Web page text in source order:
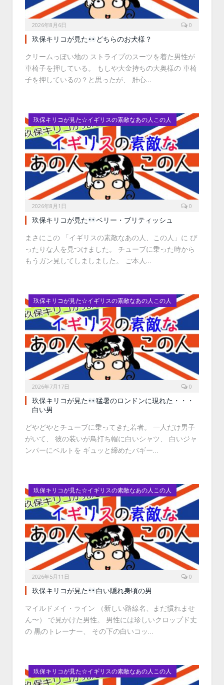
2026年8月6日 0
玖保キリコが見た
どちらのお犬様？
クリームっぽい地の ストライプのスーツを着た男性が
車椅子を押している。 もしや大金持ちの大奥様の 車椅
子を押しているの？と思ったが、 肝心…
玖保キリコが見た☆イギリスの素敵なあの人この人
2026年8月1日 0
玖保キリコが見た
ベリー・ブリティッシュ
まさにこの 「イギリスの素敵なあの人、この人」に ぴ
ったりな人を見つけました。 チューブに乗った時から
もうガン見してしましました。 ご本人…
玖保キリコが見た☆イギリスの素敵なあの人この人
2026年7月17日 0
玖保キリコが見た
猛暑のロンドンに現れた・・・
白い男
どやどやとチューブに乗ってきた若者。 一人だけ男子
がいて、 彼の装いが鳥打ち帽に白いシャツ、 白いジャ
ンパーにベルトを ギュッと締めたバギー…
玖保キリコが見た☆イギリスの素敵なあの人この人
2026年5月11日 0
玖保キリコが見た
白い隠れ身頃の男
マイルドメイ・ライン （新しい路線名、まだ慣れませ
ん〜） で見かけた男性。 男性には珍しいクロップド丈
の 黒のトレーナー、 その下の白いコッ…
玖保キリコが見た☆イギリスの素敵なあの人この人